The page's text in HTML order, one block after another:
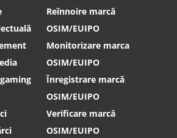
Reînnoire marcă
OSIM/EUIPO
Monitorizare marca
OSIM/EUIPO
Înregistrare marcă
OSIM/EUIPO
Verificare marcă
OSIM/EUIPO